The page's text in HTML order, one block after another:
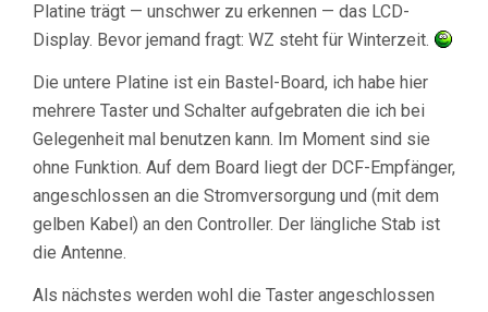
Platine trägt — unschwer zu erkennen — das LCD-
Display. Bevor jemand fragt: WZ steht für Winterzeit.
Die untere Platine ist ein Bastel-Board, ich habe hier
mehrere Taster und Schalter aufgebraten die ich bei
Gelegenheit mal benutzen kann. Im Moment sind sie
ohne Funktion. Auf dem Board liegt der DCF-Empfänger,
angeschlossen an die Stromversorgung und (mit dem
gelben Kabel) an den Controller. Der längliche Stab ist
die Antenne.
Als nächstes werden wohl die Taster angeschlossen